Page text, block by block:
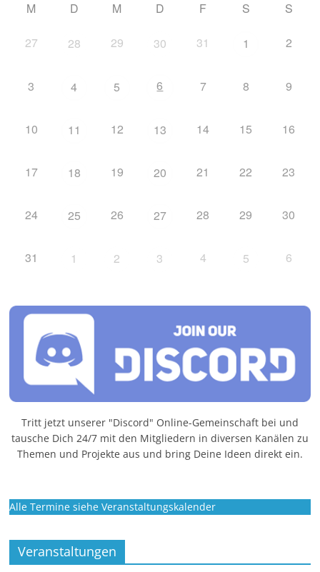
M D M D F S S
27 28 29 30 31 1 2
3 4 5 6 7 8 9
10 11 12 13 14 15 16
17 18 19 20 21 22 23
24 25 26 27 28 29 30
31 1 2 3 4 5 6
Tritt jetzt unserer "Discord" Online-Gemeinschaft bei und
tausche Dich 24/7 mit den Mitgliedern in diversen Kanälen zu
Themen und Projekte aus und bring Deine Ideen direkt ein.
Alle Termine siehe Veranstaltungskalender
Veranstaltungen